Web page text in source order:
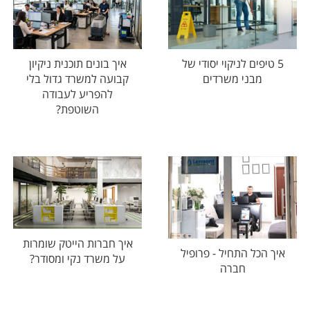
5 טיפים לניקוי יסודי של
מבני משרדים
איך בונים תוכנית ניקיון
קבועה למשרד גדול בלי
להפריע לעבודה
השוטפת?
איך הכל התחיל - פרופיל
חברה
איך חברות הייטק שומרות
על משרד נקי ומסודר?